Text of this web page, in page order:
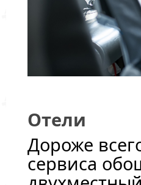
Отели
Дороже
сервиса